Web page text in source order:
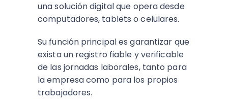
una solución digital que opera desde
computadores, tablets o celulares.
Su función principal es garantizar que
exista un registro fiable y verificable
de las jornadas laborales, tanto para
la empresa como para los propios
trabajadores.